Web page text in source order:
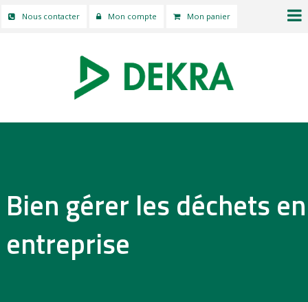
Nous contacter Mon compte Mon panier
Bien gérer les déchets en
entreprise